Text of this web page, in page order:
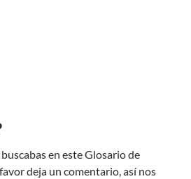
en este Glosario de
deja un comentario, así nos